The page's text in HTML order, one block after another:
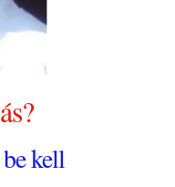
be kell